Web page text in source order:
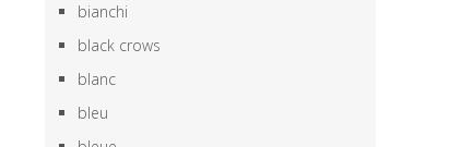
bianchi
black crows
blanc
bleu